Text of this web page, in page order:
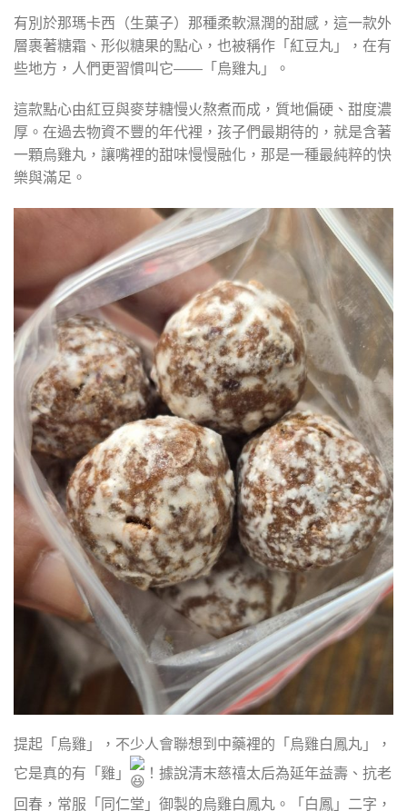
有別於那瑪卡西（生菓子）那種柔軟濕潤的甜感，這一款外
層裹著糖霜、形似糖果的點心，也被稱作「紅豆丸」，在有
些地方，人們更習慣叫它——「烏雞丸」。
這款點心由紅豆與麥芽糖慢火熬煮而成，質地偏硬、甜度濃
厚。在過去物資不豐的年代裡，孩子們最期待的，就是含著
一顆烏雞丸，讓嘴裡的甜味慢慢融化，那是一種最純粹的快
樂與滿足。
提起「烏雞」，不少人會聯想到中藥裡的「烏雞白鳳丸」，
它是真的有「雞」
！據說清末慈禧太后為延年益壽、抗老
回春，常服「同仁堂」御製的烏雞白鳳丸。「白鳳」二字，